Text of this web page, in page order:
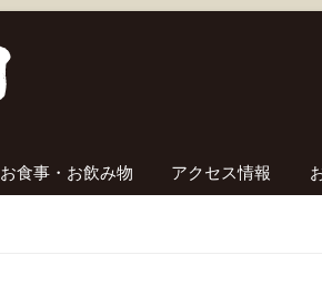
お食事・お飲み物 アクセス情報